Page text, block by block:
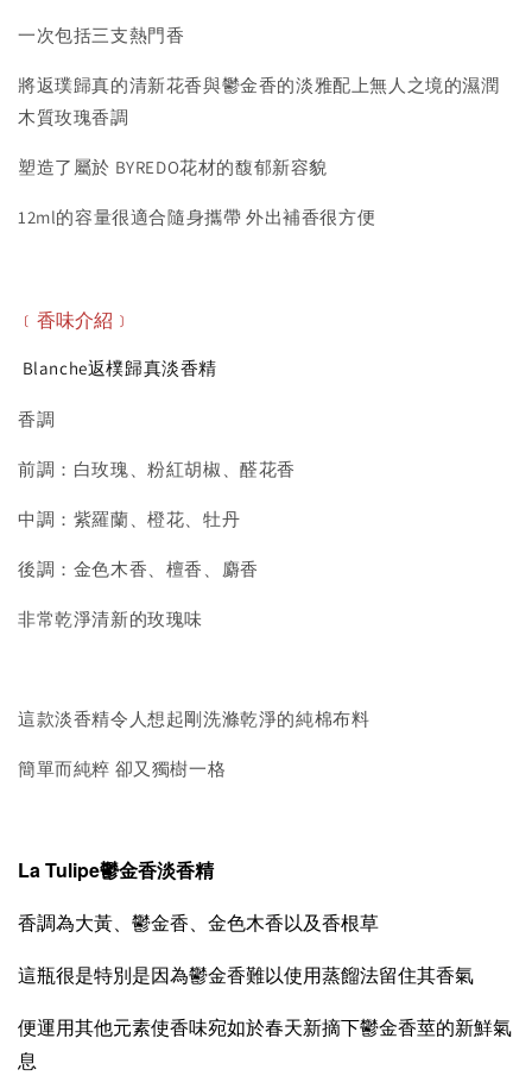
一次包括三支熱門香
將返璞歸真的清新花香與鬱金香的淡雅配上無人之境的濕潤
木質玫瑰香調
塑造了屬於 BYREDO花材的馥郁新容貌
12ml的容量很適合隨身攜帶 外出補香很方便
﹝香味介紹 ﹞
Blanche返樸歸真淡香精
香調
前調：白玫瑰、粉紅胡椒、醛花香
中調：紫羅蘭、橙花、牡丹
後調：金色木香、檀香、麝香
非常乾淨清新的玫瑰味
這款淡香精令人想起剛洗滌乾淨的純棉布料
簡單而純粹 卻又獨樹一格
La Tulipe鬱金香淡香精
香調為大黃、鬱金香、金色木香以及香根草
這瓶很是特別是因為鬱金香難以使用蒸餾法留住其香氣
便運用其他元素使香味宛如於春天新摘下鬱金香莖的新鮮氣
息